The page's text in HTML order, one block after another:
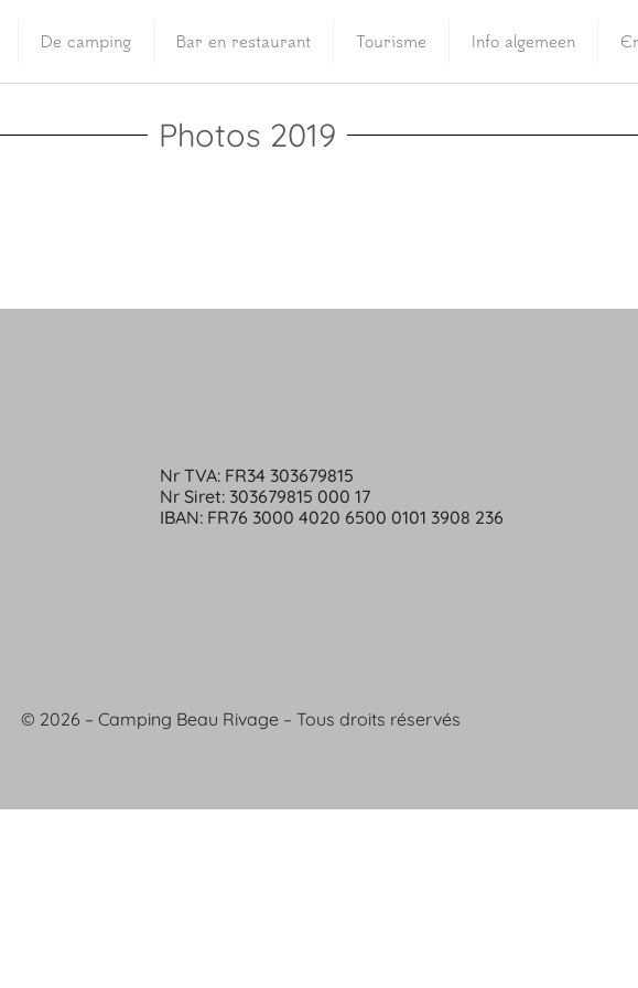
De camping Bar en restaurant Tourisme Info algemeen
Photos 2019
Nr TVA: FR34 303679815
Nr Siret: 303679815 000 17
IBAN: FR76 3000 4020 6500 0101 3908 236
© 2026 – Camping Beau Rivage – Tous droits réservés